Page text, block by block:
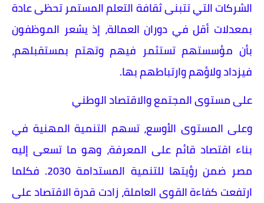
الشركات التي تتبنى ثقافة التعلم المستمر تحظى عادة
بمعدلات أقل في دوران العمالة، إذ يشعر الموظفون
بأن مؤسستهم تستثمر فيهم وتهتم بمستقبلهم،
فيزداد ولاؤهم وارتباطهم بها.
على مستوى المجتمع والاقتصاد الوطني
وعلى المستوى الأوسع، تسهم التنمية المهنية في
بناء اقتصاد قائم على المعرفة، وهو ما تسعى إليه
مصر ضمن رؤيتها للتنمية المستدامة 2030. فكلما
ارتفعت كفاءة القوى العاملة، زادت قدرة الاقتصاد على